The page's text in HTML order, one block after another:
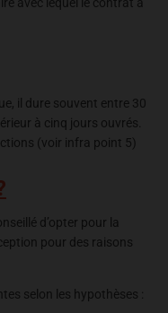
avec lequel le contrat a
il dure souvent entre 30
à cinq jours ouvrés.
(voir infra point 5)
d’opter pour la
pour des raisons
selon les hypothèses :